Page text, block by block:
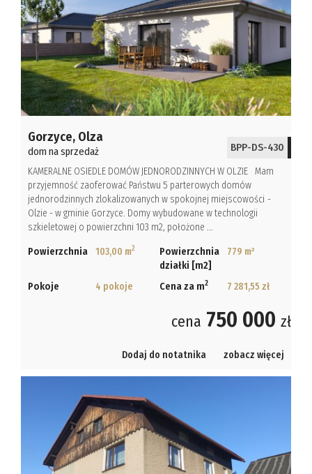
Gorzyce, Olza
dom na sprzedaż BPP-DS-430
KAMERALNE OSIEDLE DOMÓW JEDNORODZINNYCH W OLZIE Mam
przyjemność zaoferować Państwu 5 parterowych domów
jednorodzinnych zlokalizowanych w spokojnej miejscowości -
Olzie - w gminie Gorzyce. Domy wybudowane w technologii
szkieletowej o powierzchni 103 m2, położone ...
Powierzchnia 103,00 m2
Powierzchnia
działki [m2]
779 m²
Pokoje 4 pokoje Cena za m2 7 281,55 zł
cena 750 000 zł
Dodaj do notatnika zobacz więcej